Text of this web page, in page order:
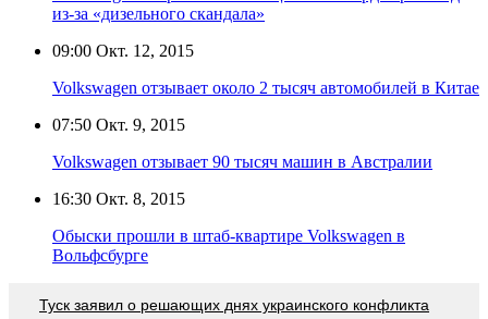
из-за «дизельного скандала»
09:00 Окт. 12, 2015
Volkswagen отзывает около 2 тысяч автомобилей в Китае
07:50 Окт. 9, 2015
Volkswagen отзывает 90 тысяч машин в Австралии
16:30 Окт. 8, 2015
Обыски прошли в штаб-квартире Volkswagen в
Вольфсбурге
Туск заявил о решающих днях украинского конфликта